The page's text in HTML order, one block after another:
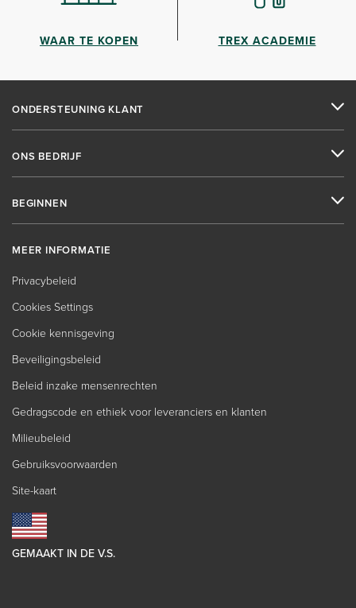
WAAR TE KOPEN TREX ACADEMIE
ONDERSTEUNING KLANT
ONS BEDRIJF
BEGINNEN
MEER INFORMATIE
Privacybeleid
Cookies Settings
Cookie kennisgeving
Beveiligingsbeleid
Beleid inzake mensenrechten
Gedragscode en ethiek voor leveranciers en klanten
Milieubeleid
Gebruiksvoorwaarden
Site-kaart
GEMAAKT IN DE V.S.